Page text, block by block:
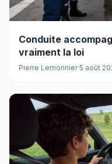
Conduite
vraiment la loi
Pierre Lemonnier·5 août